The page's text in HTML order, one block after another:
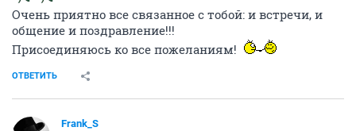
Очень приятно все связанное с тобой: и встречи, и
общение и поздравление!!!
Присоединяюсь ко все пожеланиям!
ОТВЕТИТЬ
Frank_S